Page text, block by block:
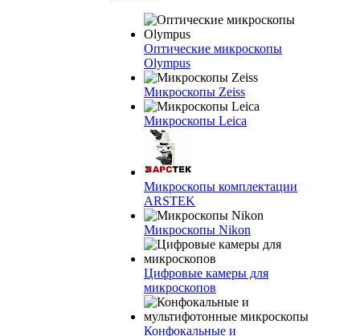
Оптические микроскопы
Olympus
Микроскопы Zeiss
Микроскопы Leica
Микроскопы комплектации
ARSTEK
Микроскопы Nikon
Цифровые камеры для
микроскопов
Конфокальные и